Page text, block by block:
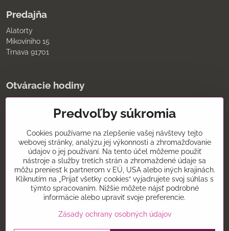
Predajňa
Alatorty
Mikovíniho 15
Trnava 91701
Otváracie hodiny
9:00 - 11:30 12:00 - 18:00
nedeľa
Kontakt
0907075930
alatorty@alatorty.sk
Predvoľby súkromia
Cookies používame na zlepšenie vašej návštevy tejto
webovej stránky, analýzu jej výkonnosti a zhromažďovanie
údajov o jej používaní. Na tento účel môžeme použiť
nástroje a služby tretích strán a zhromaždené údaje sa
môžu preniesť k partnerom v EÚ, USA alebo iných krajinách.
Kliknutím na „Prijať všetky cookies“ vyjadrujete svoj súhlas s
týmto spracovaním. Nižšie môžete nájsť podrobné
informácie alebo upraviť svoje preferencie.
Zásady ochrany osobných údajov